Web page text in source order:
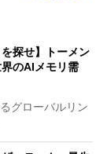
探せ】トーメン
のAIメモリ需
グローバルリン